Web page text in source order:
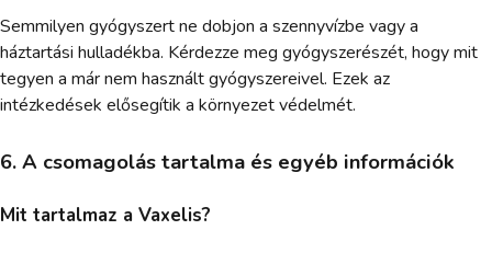
Semmilyen gyógyszert ne dobjon a szennyvízbe vagy a
háztartási hulladékba. Kérdezze meg gyógyszerészét, hogy mit
tegyen a már nem használt gyógyszereivel. Ezek az
intézkedések elősegítik a környezet védelmét.
6. A csomagolás tartalma és egyéb információk
Mit tartalmaz a Vaxelis?